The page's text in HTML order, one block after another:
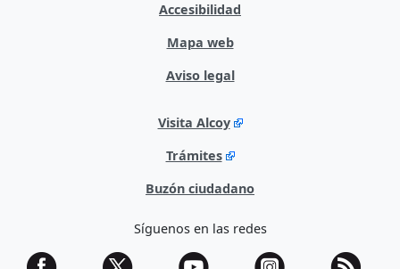
Accesibilidad
Mapa web
Aviso legal
Visita Alcoy
Trámites
Buzón ciudadano
Síguenos en las redes